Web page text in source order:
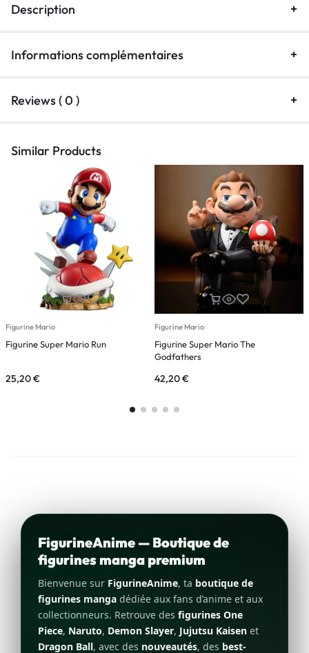
Description
Informations complémentaires
Reviews ( 0 )
Similar Products
Figurine Mario
Figurine Super Mario Run
25,20€
Figurine Mario
Figurine Super Mario The
Godfathers
42,20€
FigurineAnime — Boutique de
figurines manga premium
Bienvenue sur FigurineAnime, ta boutique de
figurines manga dédiée aux fans d’anime et aux
collectionneurs. Retrouve des figurines One
Piece, Naruto, Demon Slayer, Jujutsu Kaisen et
Dragon Ball, avec des nouveautés, des best-